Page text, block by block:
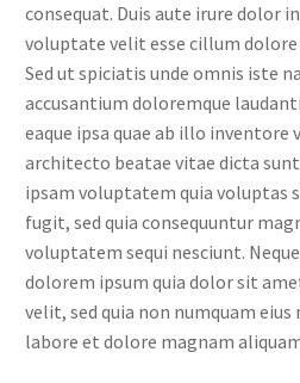
consequat. Duis aute irure dolor
voluptate velit esse cillum
Sed ut spiciatis unde omnis iste
accusantium doloremque
eaque ipsa quae ab illo inventore
architecto beatae vitae dicta
ipsam voluptatem quia voluptas
fugit, sed quia consequuntur
voluptatem sequi nesciunt.
dolorem ipsum quia dolor sit
velit, sed quia non numquam
labore et dolore magnam